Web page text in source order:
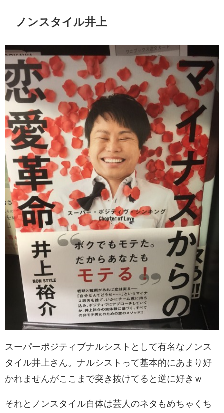
ノンスタイル井上
スーパーポジティブナルシストとして有名なノンス
タイル井上さん。ナルシストって基本的にあまり好
かれませんがここまで突き抜けてると逆に好きｗ
それとノンスタイル自体は芸人のネタもめちゃくち